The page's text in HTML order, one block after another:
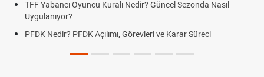
TFF Yabancı Oyuncu Kuralı Nedir? Güncel Sezonda Nasıl
Uygulanıyor?
PFDK Nedir? PFDK Açılımı, Görevleri ve Karar Süreci